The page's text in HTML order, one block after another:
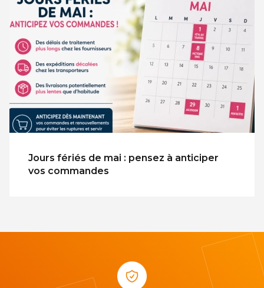
Jours fériés de mai : pensez à anticiper
vos commandes